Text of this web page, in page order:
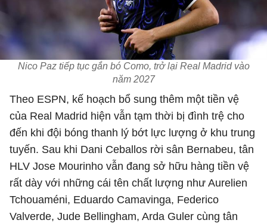
Nico Paz tiếp tục gắn bó Como, trở lại Real Madrid vào
năm 2027
Theo ESPN, kế hoạch bổ sung thêm một tiền vệ
của Real Madrid hiện vẫn tạm thời bị đình trệ cho
đến khi đội bóng thanh lý bớt lực lượng ở khu trung
tuyến. Sau khi Dani Ceballos rời sân Bernabeu, tân
HLV Jose Mourinho vẫn đang sở hữu hàng tiền vệ
rất dày với những cái tên chất lượng như Aurelien
Tchouaméni, Eduardo Camavinga, Federico
Valverde, Jude Bellingham, Arda Guler cùng tân